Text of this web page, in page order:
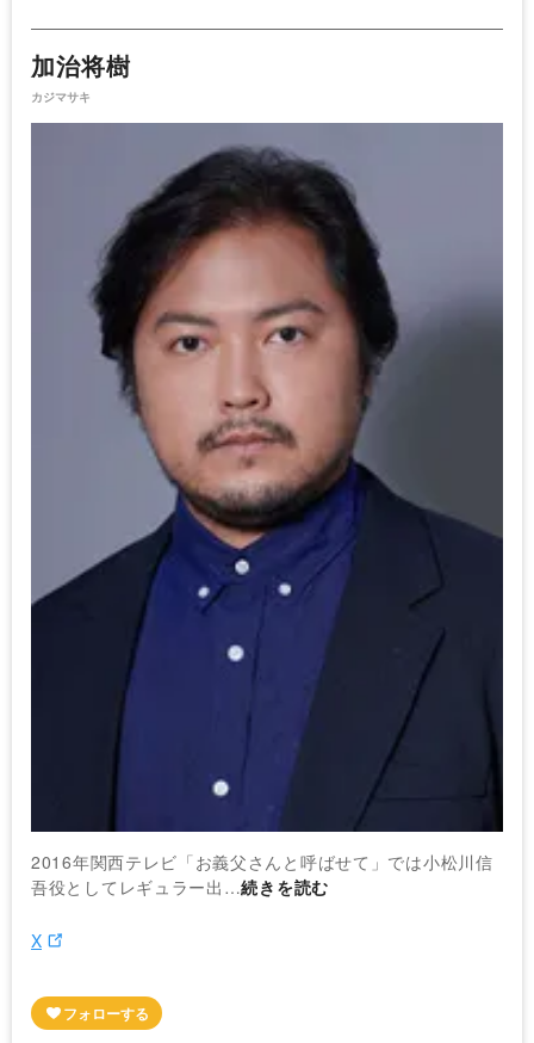
加治将樹
カジマサキ
2016年関西テレビ「お義父さんと呼ばせて」では小松川信
吾役としてレギュラー出…続きを読む
X